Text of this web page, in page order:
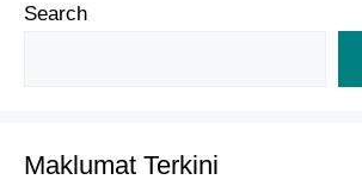
Search
Maklumat Terkini